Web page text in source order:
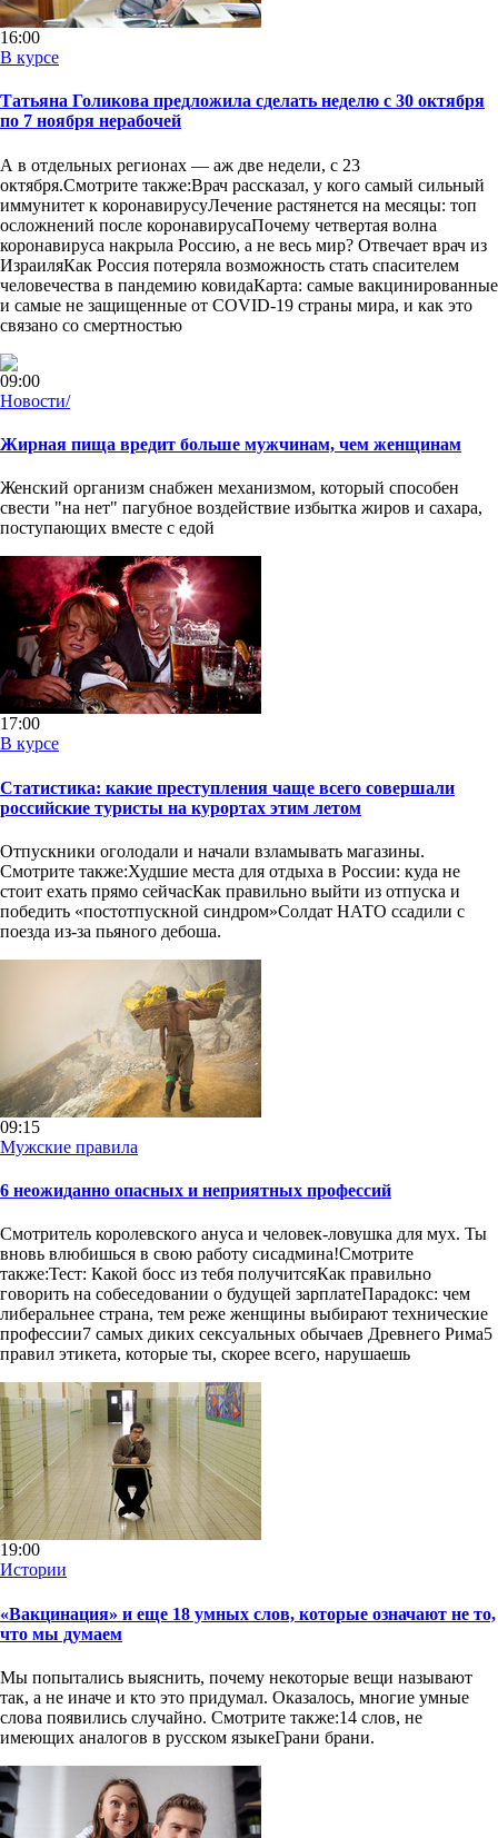
16:00
В курсе
Татьяна Голикова предложила сделать неделю с 30 октября
по 7 ноября нерабочей
А в отдельных регионах — аж две недели, с 23
октября.Смотрите также:Врач рассказал, у кого самый сильный
иммунитет к коронавирусуЛечение растянется на месяцы: топ
осложнений после коронавирусаПочему четвертая волна
коронавируса накрыла Россию, а не весь мир? Отвечает врач из
ИзраиляКак Россия потеряла возможность стать спасителем
человечества в пандемию ковидаКарта: самые вакцинированные
и самые не защищенные от COVID-19 страны мира, и как это
связано со смертностью
09:00
Новости/
Жирная пища вредит больше мужчинам, чем женщинам
Женский организм снабжен механизмом, который способен
свести "на нет" пагубное воздействие избытка жиров и сахара,
поступающих вместе с едой
17:00
В курсе
Статистика: какие преступления чаще всего совершали
российские туристы на курортах этим летом
Отпускники оголодали и начали взламывать магазины.
Смотрите также:Худшие места для отдыха в России: куда не
стоит ехать прямо сейчасКак правильно выйти из отпуска и
победить «постотпускной синдром»Солдат НАТО ссадили с
поезда из-за пьяного дебоша.
09:15
Мужские правила
6 неожиданно опасных и неприятных профессий
Смотритель королевского ануса и человек-ловушка для мух. Ты
вновь влюбишься в свою работу сисадмина!Смотрите
также:Тест: Какой босс из тебя получитсяКак правильно
говорить на собеседовании о будущей зарплатеПарадокс: чем
либеральнее страна, тем реже женщины выбирают технические
профессии7 самых диких сексуальных обычаев Древнего Рима5
правил этикета, которые ты, скорее всего, нарушаешь
19:00
Истории
«Вакцинация» и еще 18 умных слов, которые означают не то,
что мы думаем
Мы попытались выяснить, почему некоторые вещи называют
так, а не иначе и кто это придумал. Оказалось, многие умные
слова появились случайно. Смотрите также:14 слов, не
имеющих аналогов в русском языкеГрани брани.